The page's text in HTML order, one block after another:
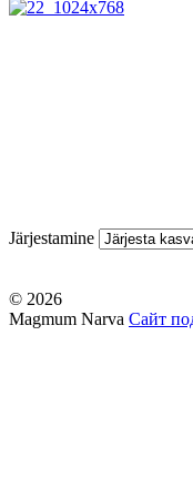
Järjestamine
© 2026
Magmum Narva Сайт